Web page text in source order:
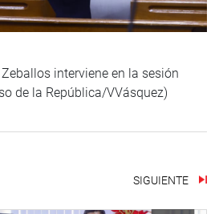
interviene en la sesión
de la República/VVásquez)
SIGUIENTE